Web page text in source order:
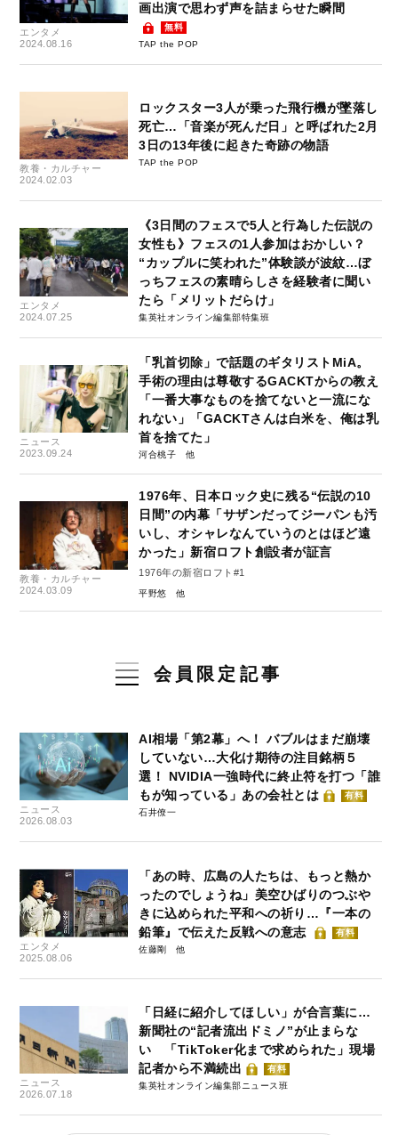
エンタメ
2024.08.16
画出演で思わず声を詰まらせた瞬間
無料
TAP the POP
教養・カルチャー
2024.02.03
ロックスター3人が乗った飛行機が墜落し
死亡…「音楽が死んだ日」と呼ばれた2月
3日の13年後に起きた奇跡の物語
TAP the POP
エンタメ
2024.07.25
《3日間のフェスで5人と行為した伝説の
女性も》フェスの1人参加はおかしい？
“カップルに笑われた”体験談が波紋…ぼ
っちフェスの素晴らしさを経験者に聞い
たら「メリットだらけ」
集英社オンライン編集部特集班
ニュース
2023.09.24
「乳首切除」で話題のギタリストMiA。
手術の理由は尊敬するGACKTからの教え
「一番大事なものを捨てないと一流にな
れない」「GACKTさんは白米を、俺は乳
首を捨てた」
河合桃子
教養・カルチャー
2024.03.09
1976年、日本ロック史に残る“伝説の10
日間”の内幕「サザンだってジーパンも汚
いし、オシャレなんていうのとはほど遠
かった」新宿ロフト創設者が証言
1976年の新宿ロフト#1
平野悠
会員限定記事
ニュース
2026.08.03
AI相場「第2幕」へ！ バブルはまだ崩壊
していない…大化け期待の注目銘柄５
選！ NVIDIA一強時代に終止符を打つ「誰
もが知っている」あの会社とは
有料
石井僚一
エンタメ
2025.08.06
「あの時、広島の人たちは、もっと熱か
ったのでしょうね」美空ひばりのつぶや
きに込められた平和への祈り…『一本の
鉛筆』で伝えた反戦への意志
有料
佐藤剛
ニュース
2026.07.18
「日経に紹介してほしい」が合言葉に…
新聞社の“記者流出ドミノ”が止まらな
い 「TikToker化まで求められた」現場
記者から不満続出
有料
集英社オンライン編集部ニュース班